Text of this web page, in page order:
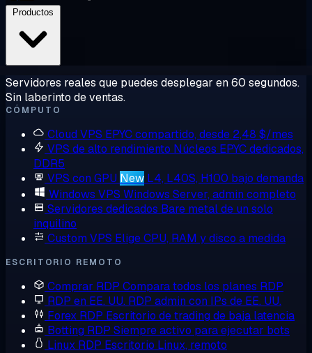
Servidores reales que puedes desplegar en 60 segundos.
Sin laberinto de ventas.
CÓMPUTO
Cloud VPS EPYC compartido, desde 2,48 $/mes
VPS de alto rendimiento Núcleos EPYC dedicados,
DDR5
VPS con GPU New L4, L40S, H100 bajo demanda
Windows VPS Windows Server, admin completo
Servidores dedicados Bare metal de un solo
inquilino
Custom VPS Elige CPU, RAM y disco a medida
ESCRITORIO REMOTO
Comprar RDP Compara todos los planes RDP
RDP en EE. UU. RDP admin con IPs de EE. UU.
Forex RDP Escritorio de trading de baja latencia
Botting RDP Siempre activo para ejecutar bots
Linux RDP Escritorio Linux, remoto